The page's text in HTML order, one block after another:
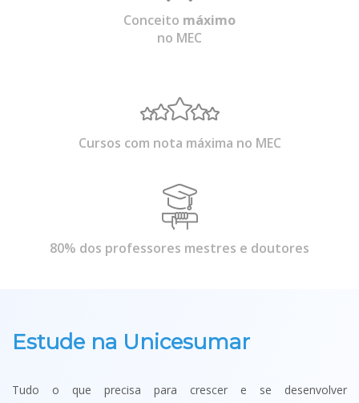
Conceito máximo
no MEC
Cursos com nota máxima no MEC
80% dos professores mestres e doutores
Estude na Unicesumar
Tudo o que precisa para crescer e se desenvolver